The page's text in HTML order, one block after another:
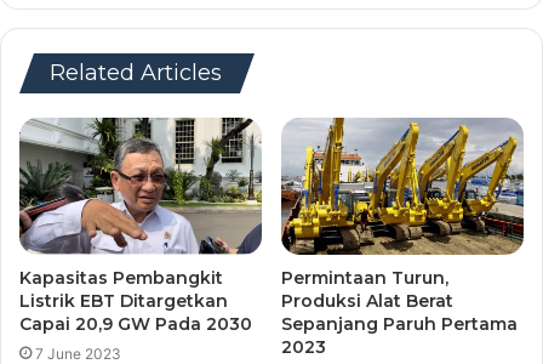
Related Articles
Kapasitas Pembangkit
Listrik EBT Ditargetkan
Capai 20,9 GW Pada 2030
7 June 2023
Permintaan Turun,
Produksi Alat Berat
Sepanjang Paruh Pertama
2023